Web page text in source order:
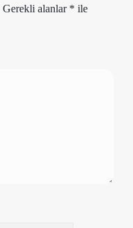
Gerekli alanlar * ile